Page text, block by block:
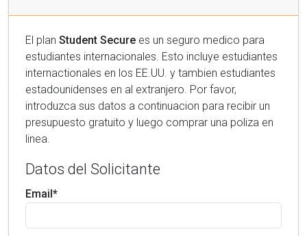
El plan Student Secure es un seguro medico para
estudiantes internacionales. Esto incluye estudiantes
internactionales en los EE.UU. y tambien estudiantes
estadounidenses en al extranjero. Por favor,
introduzca sus datos a continuacion para recibir un
presupuesto gratuito y luego comprar una poliza en
linea.
Datos del Solicitante
Email*